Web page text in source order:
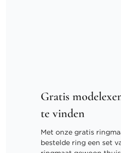
Gratis
te vinden
Met onze gratis
bestelde ring een set